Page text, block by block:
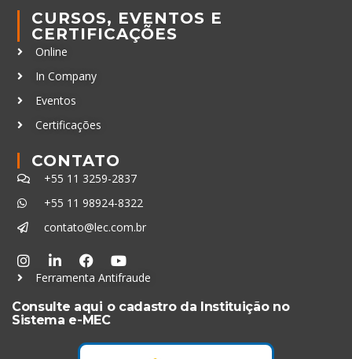
CURSOS, EVENTOS E
CERTIFICAÇÕES
Online
In Company
Eventos
Certificações
CONTATO
+55 11 3259-2837
+55 11 98924-8322
contato@lec.com.br
Ferramenta Antifraude
Consulte aqui o cadastro da Instituição no
Sistema e-MEC